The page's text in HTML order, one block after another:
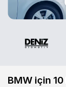
BMW için 10